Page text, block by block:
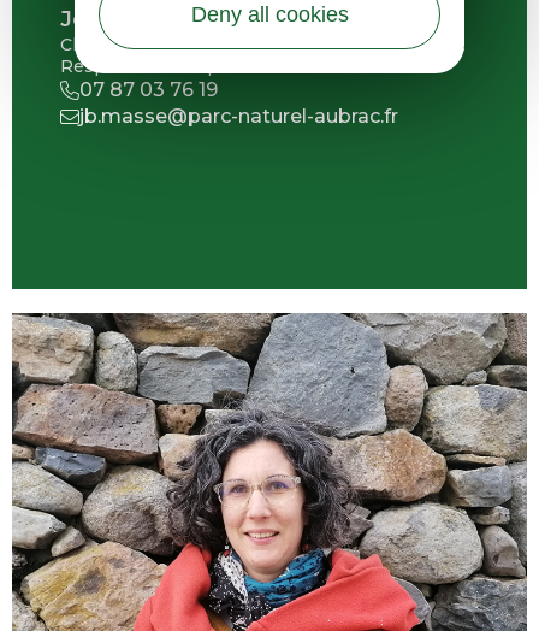
Jean-Baptiste Massé
Chargé de mission Développement territorial.
Responsable du pôle.
07 87 03 76 19
jb.masse@parc-naturel-aubrac.fr
Deny all cookies